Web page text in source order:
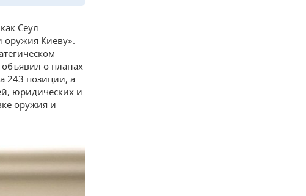
Сеул
оружия Киеву».
о планах
243 позиции, а
юридических и
оружия и